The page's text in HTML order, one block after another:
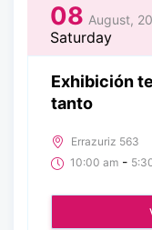
08 August,
Saturday
Exhibición
tanto
Errazuriz 563
10:00 am -